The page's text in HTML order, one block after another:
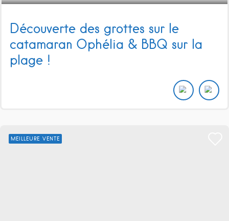
Découverte des grottes sur le
catamaran Ophélia & BBQ sur la
plage !
MEILLEURE VENTE